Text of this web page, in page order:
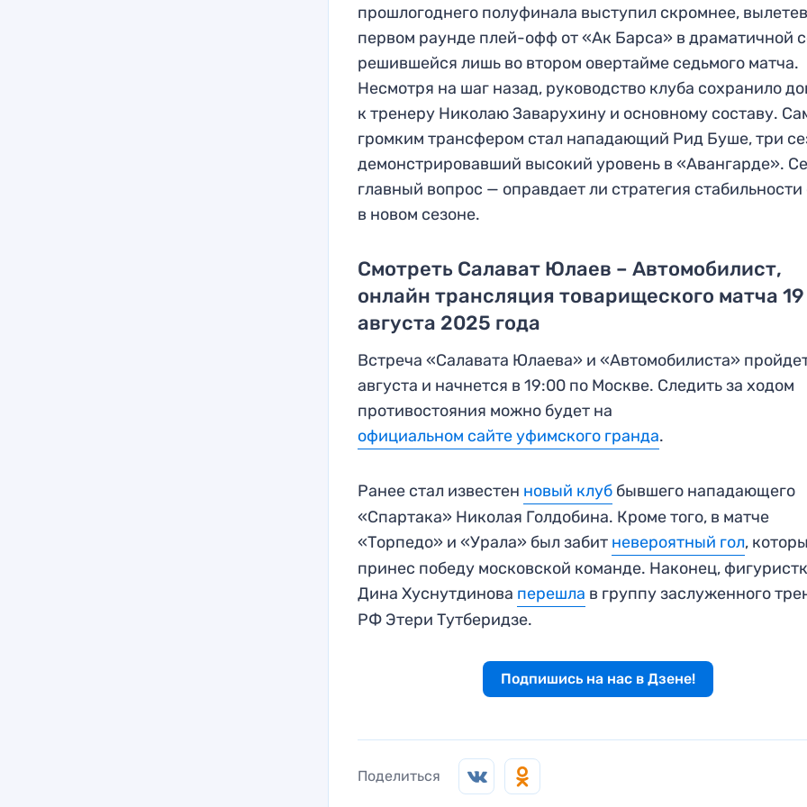
прошлогоднего полуфинала выступил скромнее,
первом раунде плей-офф от «Ак Барса» в драматичной
решившейся лишь во втором овертайме седьмого матча.
Несмотря на шаг назад, руководство клуба сохранило
к тренеру Николаю Заварухину и основному составу.
громким трансфером стал нападающий Рид Буше, три
демонстрировавший высокий уровень в «Авангарде».
главный вопрос — оправдает ли стратегия стабильности
в новом сезоне.
Смотреть Салават Юлаев – Автомобилист,
онлайн трансляция товарищеского матча 19
августа 2025 года
Встреча «Салавата Юлаева» и «Автомобилиста»
августа и начнется в 19:00 по Москве. Следить за ходом
противостояния можно будет на
официальном сайте уфимского гранда.
Ранее стал известен новый клуб бывшего нападающего
«Спартака» Николая Голдобина. Кроме того, в матче
«Торпедо» и «Урала» был забит невероятный гол,
принес победу московской команде. Наконец,
Дина Хуснутдинова перешла в группу заслуженного
РФ Этери Тутберидзе.
Подпишись на нас в Дзене!
Поделиться